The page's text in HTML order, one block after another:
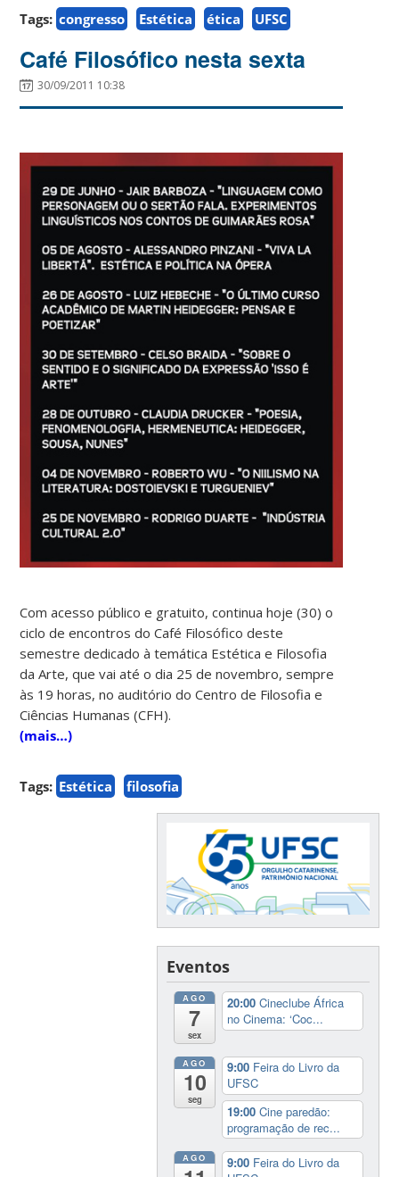
Tags: congresso Estética ética UFSC
Café Filosófico nesta sexta
30/09/2011 10:38
Com acesso público e gratuito, continua hoje (30) o
ciclo de encontros do Café Filosófico deste
semestre dedicado à temática Estética e Filosofia
da Arte, que vai até o dia 25 de novembro, sempre
às 19 horas, no auditório do Centro de Filosofia e
Ciências Humanas (CFH).
(mais…)
Tags: Estética filosofia
Eventos
AGO
7
sex
20:00Cineclube África
no Cinema: ‘Coc...
AGO
10
seg
9:00 Feira do Livro da
UFSC
19:00Cine paredão:
programação de rec...
AGO 9:00 Feira do Livro da